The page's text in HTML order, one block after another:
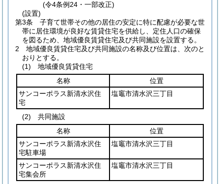
(令4条例24・一部改正)
(設置)
第3条
子育て世帯その他の居住の安定に特に配慮が必要な世
帯に居住環境が良好な賃貸住宅を供給し、定住人口の確保
を図るため、地域優良賃貸住宅及び共同施設を設置する。
2
地域優良賃貸住宅及び共同施設の名称及び位置は、次のと
おりとする。
(1)
地域優良賃貸住宅
名称
位置
サンコーポラス新清水沢住
宅
塩竈市清水沢三丁目
(2)
共同施設
名称
位置
サンコーポラス新清水沢住
宅駐車場
塩竈市清水沢三丁目
サンコーポラス新清水沢住
宅集会所
塩竈市清水沢三丁目